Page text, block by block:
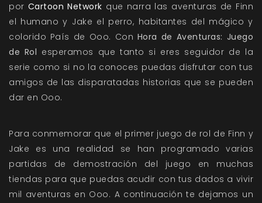
por Cartoon Network que narra las aventuras de Finn
el humano y Jake el perro, habitantes del mágico y
colorido País de Ooo. Con Hora de Aventuras: Juego
de Rol esperamos que tanto si eres seguidor de la
serie como si no la conoces puedas disfrutar con tus
amigos de las disparatadas historias que se pueden
dar en Ooo.
Para conmemorar que el primer juego de rol de Finn y
Jake es una realidad se han programado varias
partidas de demostración del juego en muchas
tiendas para que puedas acudir con tus dados a vivir
mil aventuras en Ooo. A continuación te dejamos un